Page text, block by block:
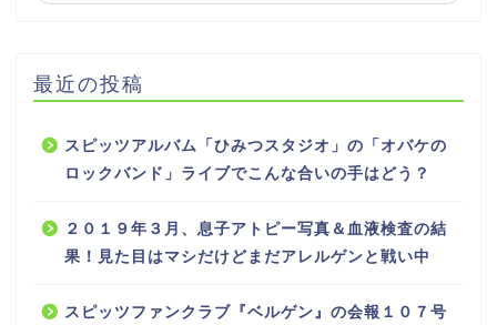
最近の投稿
スピッツアルバム「ひみつスタジオ」の「オバケの
ロックバンド」ライブでこんな合いの手はどう？
２０１９年３月、息子アトピー写真＆血液検査の結
果！見た目はマシだけどまだアレルゲンと戦い中
スピッツファンクラブ『ベルゲン』の会報１０７号